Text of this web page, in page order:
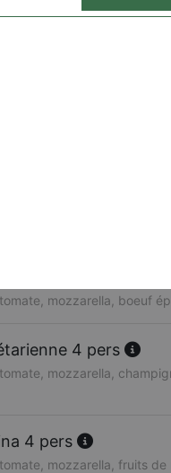
mozzarella, boeuf
4 pers
mozzarella,
4 pers
mozzarella, fruits de